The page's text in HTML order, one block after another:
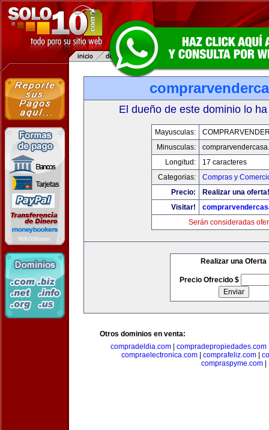
El dueño de este dominio lo
Mayusculas:
Minusculas:
Longitud:
17 caracteres
Categorias:
Compras y
Precio:
Realizar una oferta!
Visitar!
Serán consideradas
Realizar una Oferta
Precio Ofrecido $
Otros dominios en venta:
compradeldia.com
compradepropiedades.com
compraelectronica.com| comprafeliz.com|
compraspyme.com|